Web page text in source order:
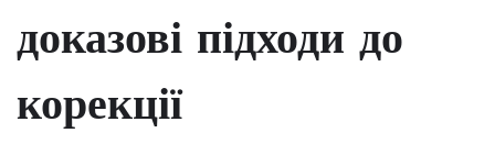
доказові підходи до
корекції